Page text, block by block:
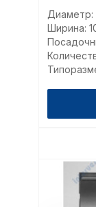
Диаметр:
Ширина: